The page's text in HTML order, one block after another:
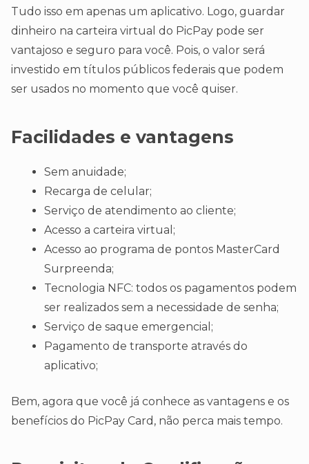
Tudo isso em apenas um aplicativo. Logo, guardar
dinheiro na carteira virtual do PicPay pode ser
vantajoso e seguro para você. Pois, o valor será
investido em títulos públicos federais que podem
ser usados no momento que você quiser.
Facilidades e vantagens
Sem anuidade;
Recarga de celular;
Serviço de atendimento ao cliente;
Acesso a carteira virtual;
Acesso ao programa de pontos MasterCard
Surpreenda;
Tecnologia NFC: todos os pagamentos podem
ser realizados sem a necessidade de senha;
Serviço de saque emergencial;
Pagamento de transporte através do
aplicativo;
Bem, agora que você já conhece as vantagens e os
benefícios do PicPay Card, não perca mais tempo.